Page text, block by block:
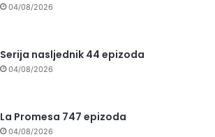
04/08/2026
Serija nasljednik 44 epizoda
04/08/2026
La Promesa 747 epizoda
04/08/2026